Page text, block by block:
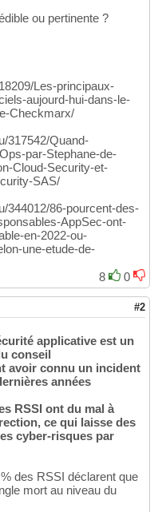
ou pertinente ?
Les-principaux-
aujourd-hui-dans-le-
Checkmarx/
317542/Quand-
par-Stephane-de-
Cloud-Security-et-
SAS/
344012/86-pourcent-des-
AppSec-ont-
en-2022-ou-
une-etude-de-
8
0
#2
applicative est un
conseil
avoir connu un incident
années
RSSI ont du mal à
ce qui laisse des
cyber-risques par
des RSSI déclarent que
mort au niveau du